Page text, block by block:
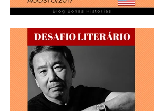
Análise Literária: Nora
Roberts